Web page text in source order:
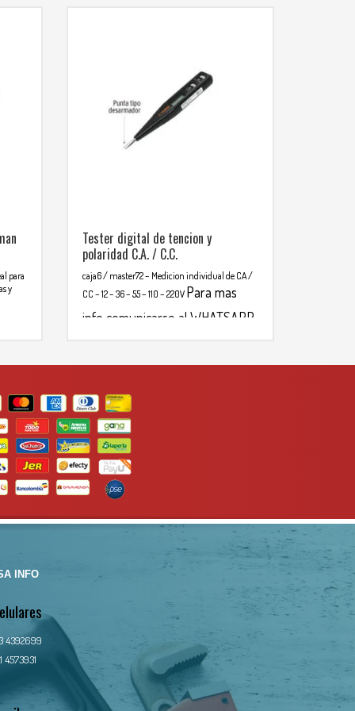
para
y
Tester digital de tencion y
polaridad C.A. / C.C.
caja6 / master72– Medicion individual de CA /
CC – 12 – 36 – 55 – 110 – 220V Para mas
info comunicarse al WHATSAPP
INFO
4392699
4573931